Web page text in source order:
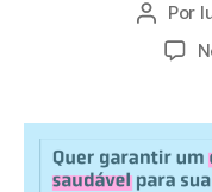
Por